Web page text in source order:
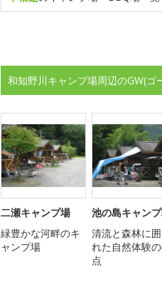
和知野川キャンプ場周辺のGW(ゴ
二瀬キャンプ場
緑豊かな河畔のキ
ャンプ場
池の島キャン
清流と森林に囲
れた自然体験
点